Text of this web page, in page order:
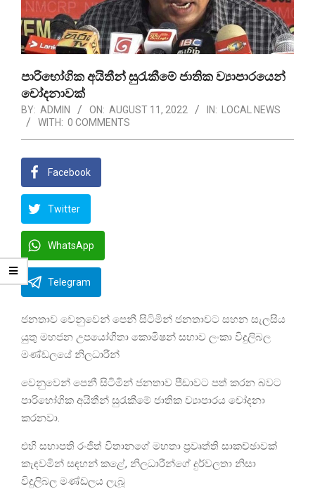
පාරිභෝගික අයිතීන් සුරැකීමේ ජාතික ව්‍යාපාරයෙන්
චෝදනාවක්
BY: ADMIN ON: AUGUST 11, 2022 IN: LOCAL NEWS
WITH: 0 COMMENTS
Facebook
Twitter
WhatsApp
Telegram
ජනතාව වෙනුවෙන් පෙනී සිටිමින් ජනතාවට සහන සැලසිය
යුතු මහජන උපයෝගිතා කොමිෂන් සභාව ලංකා විදුලිබල
මණ්ඩලයේ නිලධාරීන්
වෙනුවෙන් පෙනී සිටිමින් ජනතාව පීඩාවට පත් කරන බවට
පාරිභෝගික අයිතීන් සුරැකීමේ ජාතික ව්‍යාපාරය චෝදනා
කරනවා.
එහි සභාපති රංජිත් විතානගේ මහතා ප්‍රවෘත්ති සාකච්ඡාවක්
කැඳවමින් සඳහන් කළේ, නිලධාරීන්ගේ දුර්වලතා නිසා
විදුලිබල මණ්ඩලය ලැබූ